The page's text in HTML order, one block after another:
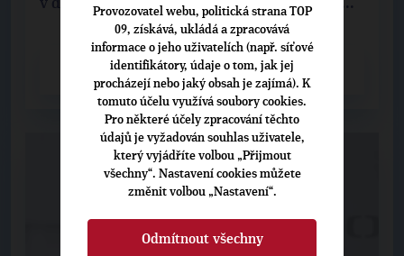
CELÝ ČLÁNEK
Provozovatel webu, politická strana TOP
09, získává, ukládá a zpracovává
informace o jeho uživatelích (např. síťové
identifikátory, údaje o tom, jak jej
procházejí nebo jaký obsah je zajímá). K
tomuto účelu využívá soubory cookies.
Pro některé účely zpracování těchto
údajů je vyžadován souhlas uživatele,
který vyjádříte volbou „Přijmout
všechny“. Nastavení cookies můžete
změnit volbou „Nastavení“.
Odmítnout všechny